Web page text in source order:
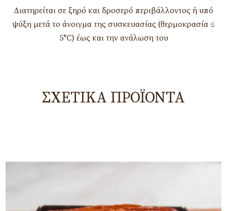
Διατηρείται σε ξηρό και δροσερό περιβάλλοντος ή υπό
ψύξη μετά το άνοιγμα της συσκευασίας (θερμοκρασία ≤
5°C) έως και την ανάλωση του
ΣΧΕΤΙΚΆ ΠΡΟΪΌΝΤΑ